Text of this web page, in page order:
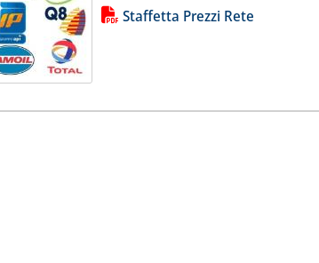
PDF alla notiziaStaffetta Prezzi Rete